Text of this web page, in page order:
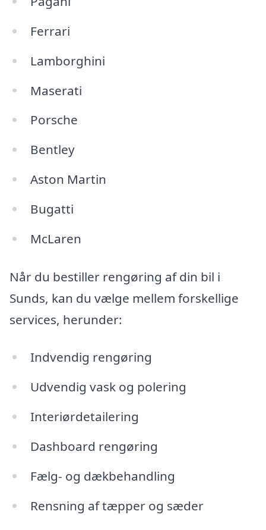
Ferrari
Lamborghini
Maserati
Porsche
Bentley
Aston Martin
Bugatti
McLaren
Når du bestiller rengøring af din bil i
Sunds, kan du vælge mellem forskellige
services, herunder:
Indvendig rengøring
Udvendig vask og polering
Interiørdetailering
Dashboard rengøring
Fælg- og dækbehandling
Rensning af tæpper og sæder